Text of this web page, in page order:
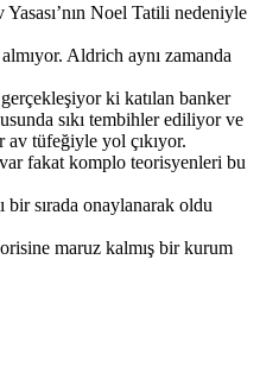
Noel Tatili nedeniyle
Aldrich aynı zamanda
ki katılan banker
sıkı tembihler ediliyor ve
av tüfeğiyle yol çıkıyor.
fakat komplo teorisyenleri bu
sırada onaylanarak oldu
maruz kalmış bir kurum